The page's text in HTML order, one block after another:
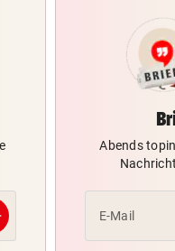
Abends
E-Mail